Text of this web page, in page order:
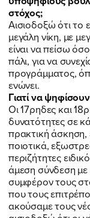
στόχος;
Αισιοδοξώ ότι το
μεγάλη νίκη, με
είναι να πείσω
πάλι, για να
προγράμματος,
ενώνει.
Γιατί να
Οι 17ρηδες και
δυνατότητες σε
πρακτική άσκηση,
ποιοτικά,
περιζήτητες
άμεση σύνδεση με
συμφέρον τους
που τους
ακούσαμε τους